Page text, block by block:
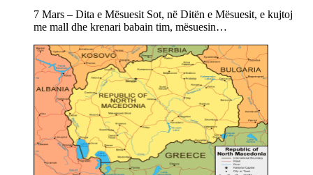
7 Mars – Dita e Mësuesit Sot, në Ditën e Mësuesit, e kujtoj
me mall dhe krenari babain tim, mësuesin…